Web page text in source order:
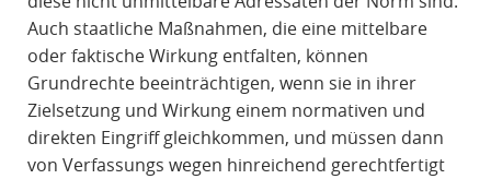
Auch staatliche Maßnahmen, die eine mittelbare
oder faktische Wirkung entfalten, können
Grundrechte beeinträchtigen, wenn sie in ihrer
Zielsetzung und Wirkung einem normativen und
direkten Eingriff gleichkommen, und müssen dann
von Verfassungs wegen hinreichend gerechtfertigt